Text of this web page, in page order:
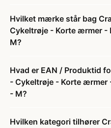
Hvilket mærke står bag
Cykeltrøje - Korte ærmer -
M?
Hvad er EAN / Produktid
- Cykeltrøje - Korte ærmer
- M?
Hvilken kategori tilhører